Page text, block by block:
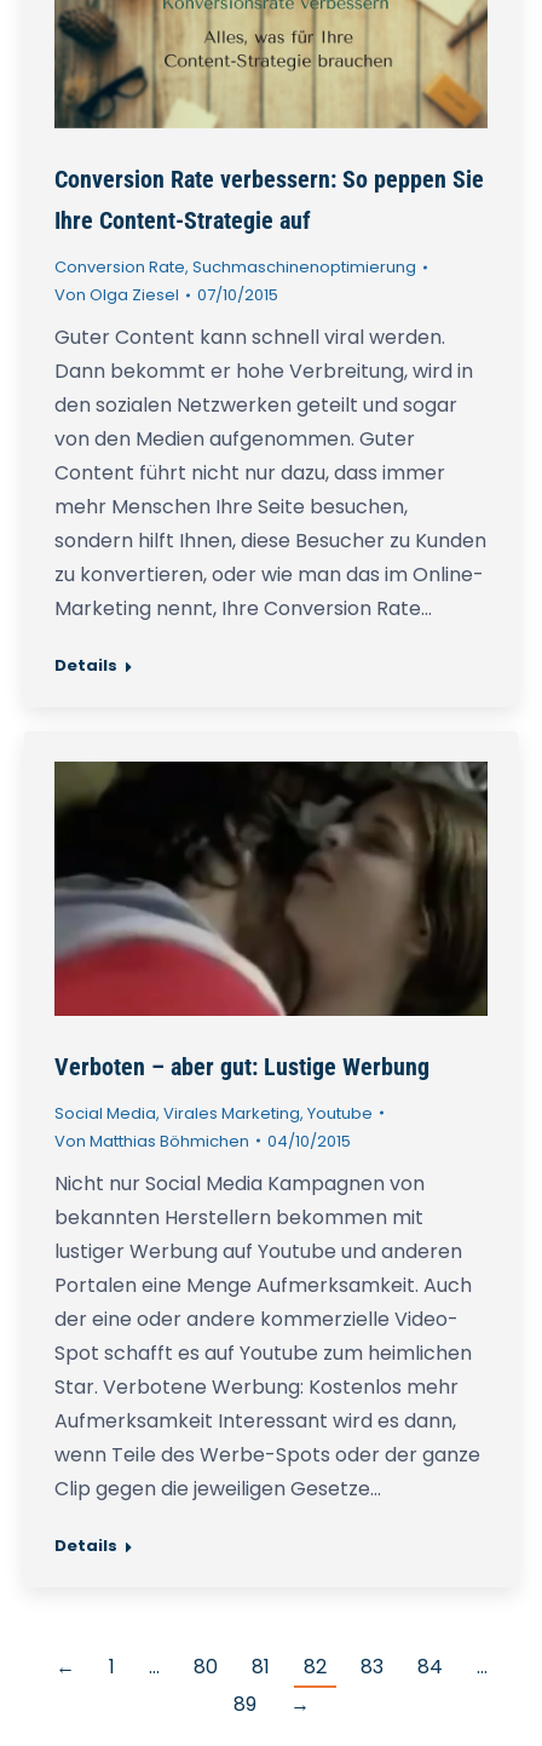
Conversion Rate verbessern: So peppen Sie
Ihre Content-Strategie auf
Conversion Rate, Suchmaschinenoptimierung
Von Olga Ziesel 07/10/2015
Guter Content kann schnell viral werden.
Dann bekommt er hohe Verbreitung, wird in
den sozialen Netzwerken geteilt und sogar
von den Medien aufgenommen. Guter
Content führt nicht nur dazu, dass immer
mehr Menschen Ihre Seite besuchen,
sondern hilft Ihnen, diese Besucher zu Kunden
zu konvertieren, oder wie man das im Online-
Marketing nennt, Ihre Conversion Rate…
Details
Verboten – aber gut: Lustige Werbung
Social Media, Virales Marketing, Youtube
Von Matthias Böhmichen 04/10/2015
Nicht nur Social Media Kampagnen von
bekannten Herstellern bekommen mit
lustiger Werbung auf Youtube und anderen
Portalen eine Menge Aufmerksamkeit. Auch
der eine oder andere kommerzielle Video-
Spot schafft es auf Youtube zum heimlichen
Star. Verbotene Werbung: Kostenlos mehr
Aufmerksamkeit Interessant wird es dann,
wenn Teile des Werbe-Spots oder der ganze
Clip gegen die jeweiligen Gesetze…
Details
← 1 … 80 81 82 83 84
…
89
→